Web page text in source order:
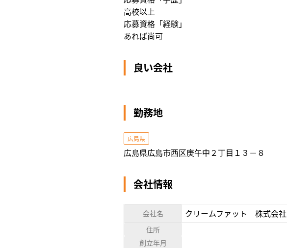
高校以上
応募資格「経験」
あれば尚可
良い会社
勤務地
広島県
広島県広島市西区庚午中２丁目１３－８
会社情報
会社名 クリームファット 株式会社
住所
創立年月